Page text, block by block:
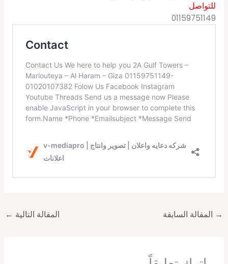
للتواصل
01159751149
→ المقالة السابقة المقالة التالية ←